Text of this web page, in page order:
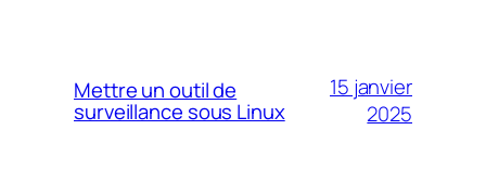
Mettre un outil de
surveillance sous Linux
15 janvier
2025